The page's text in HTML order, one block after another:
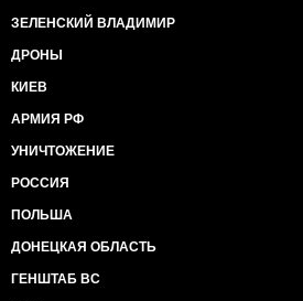
ЗЕЛЕНСКИЙ ВЛАДИМИР
ДРОНЫ
КИЕВ
АРМИЯ РФ
УНИЧТОЖЕНИЕ
РОССИЯ
ПОЛЬША
ДОНЕЦКАЯ ОБЛАСТЬ
ГЕНШТАБ ВС